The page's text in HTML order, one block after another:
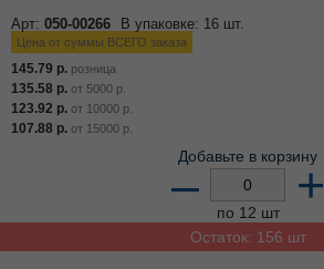
Арт: 050-00266 В упаковке: 16 шт.
Цена от суммы ВСЕГО заказа
145.79 р. розница
135.58 р. от 5000 р.
123.92 р. от 10000 р.
107.88 р. от 15000 р.
Добавьте в корзину
– +
по 12 шт
Остаток: 156 шт